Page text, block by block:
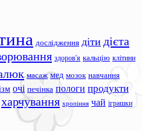
дослідження діти дієта
здоров'я кальцію клітини
масаж мед мозок навчання
очі печінка пологи продукти
харчування хропіння чай іграшки